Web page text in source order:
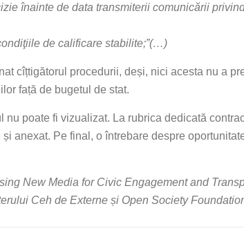
înainte de data transmiterii comunicării
de calificare stabilite;”(…)
cîțtigătorul procedurii, deși, nici acesta nu a
față de bugetul de stat.
poate fi vizualizat. La rubrica dedicată
anexat. Pe final, o întrebare despre
New Media for Civic Engagement and
Ceh de Externe și Open Society